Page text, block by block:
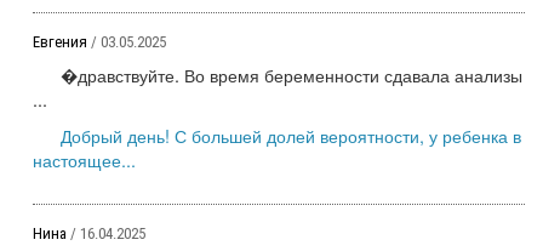
Евгения / 03.05.2025
�дравствуйте. Во время беременности сдавала анализы
...
Добрый день! С большей долей вероятности, у ребенка в
настоящее...
Нина / 16.04.2025